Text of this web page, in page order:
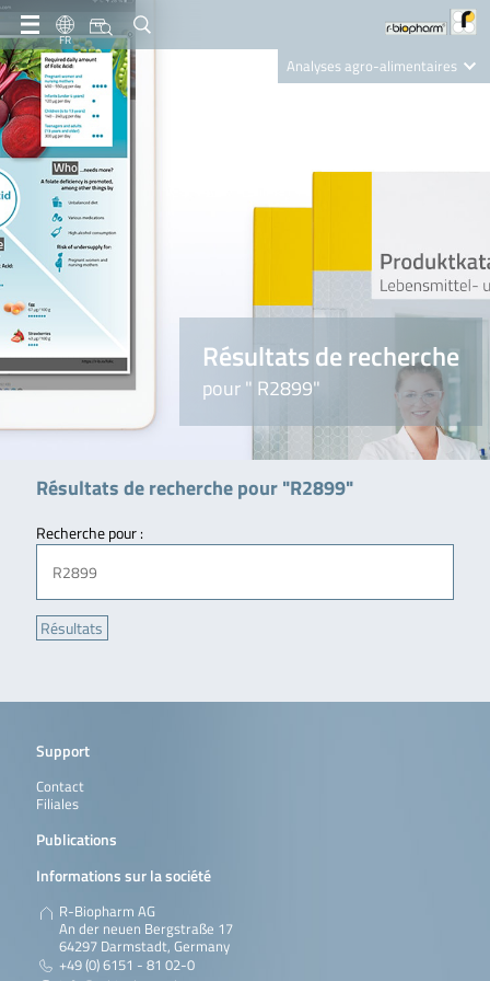
FR
Analyses agro-alimentaires
Nutrition Care
Résultats de recherche
pour " R2899"
Résultats de recherche pour "R2899"
Recherche pour :
Support
Contact
Filiales
Publications
Informations sur la société
R-Biopharm AG
An der neuen Bergstraße 17
64297 Darmstadt, Germany
+49 (0) 6151 - 81 02-0